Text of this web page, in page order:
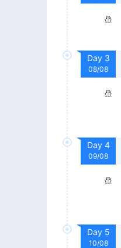
Day 3
08/08
Day 4
09/08
Day 5
10/08